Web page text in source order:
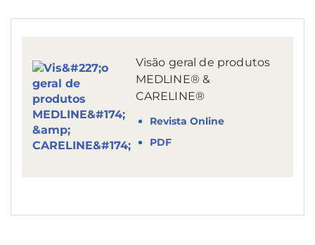
Visão geral de produtos
MEDLINE® &
CARELINE®
Revista Online
PDF